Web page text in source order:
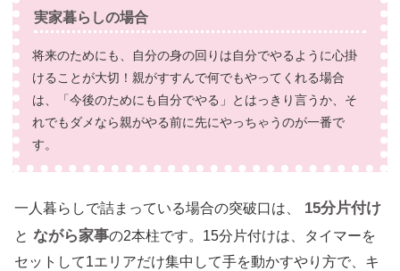
実家暮らしの場合
将来のためにも、自分の身の回りは自分でやるように心掛
けることが大切！親がすすんで何でもやってくれる場合
は、「今後のためにも自分でやる」とはっきり言うか、そ
れでもダメなら親がやる前に先にやっちゃうのが一番で
す。
一人暮らしで詰まっている場合の突破口は、 15分片付け
と ながら家事の2本柱です。15分片付けは、タイマーを
セットして1エリアだけ集中して手を動かすやり方で、キ